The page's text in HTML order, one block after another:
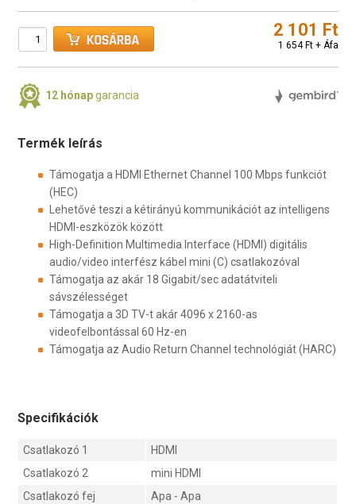
2 101 Ft
1 654 Ft + Áfa
12 hónapgarancia
Termék leírás
Támogatja a HDMI Ethernet Channel 100 Mbps funkciót
(HEC)
Lehetővé teszi a kétirányú kommunikációt az intelligens
HDMI-eszközök között
High-Definition Multimedia Interface (HDMI) digitális
audio/video interfész kábel mini (C) csatlakozóval
Támogatja az akár 18 Gigabit/sec adatátviteli
sávszélességet
Támogatja a 3D TV-t akár 4096 x 2160-as
videofelbontással 60 Hz-en
Támogatja az Audio Return Channel technológiát (HARC)
Specifikációk
Csatlakozó 1
HDMI
Csatlakozó 2
mini HDMI
Csatlakozó fej
Apa - Apa